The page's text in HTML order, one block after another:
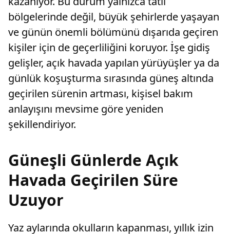
bölgelerinde değil, büyük şehirlerde yaşayan
ve günün önemli bölümünü dışarıda geçiren
kişiler için de geçerliliğini koruyor. İşe gidiş
gelişler, açık havada yapılan yürüyüşler ya da
günlük koşuşturma sırasında güneş altında
geçirilen sürenin artması, kişisel bakım
anlayışını mevsime göre yeniden
şekillendiriyor.
Güneşli Günlerde Açık
Havada Geçirilen Süre
Uzuyor
Yaz aylarında okulların kapanması, yıllık izin